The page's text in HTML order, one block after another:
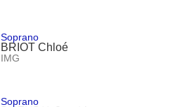
Soprano
BRIOT Chloé
IMG
Soprano